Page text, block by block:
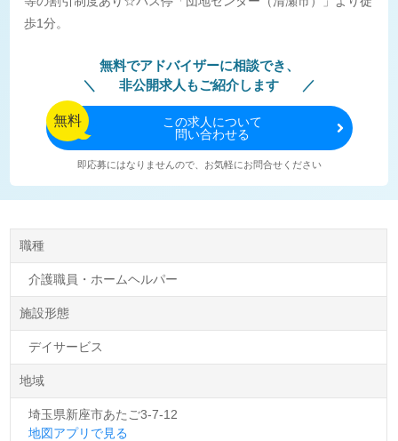
歩1分。
無料でアドバイザーに相談でき、
非公開求人もご紹介します
無料 この求人について
問い合わせる
即応募にはなりませんので、お気軽にお問合せください
職種
介護職員・ホームヘルパー
施設形態
デイサービス
地域
埼玉県新座市あたご3-7-12
地図アプリで見る